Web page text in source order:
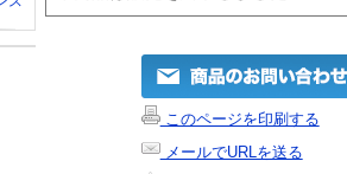
このページを印刷する
メールでURLを送る